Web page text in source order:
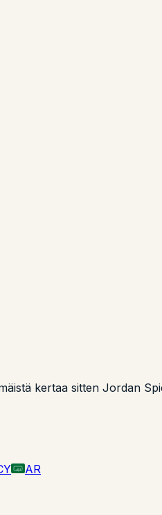
kertaa sitten Jordan
لا إله
AR